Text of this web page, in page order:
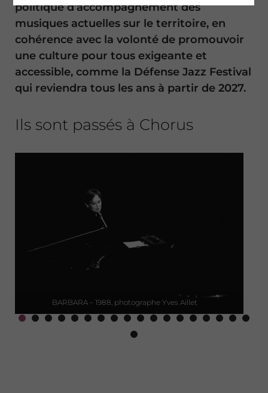
politique d’accompagnement des
musiques actuelles sur le territoire, en
cohérence avec la volonté de promouvoir
une culture pour tous exigeante et
accessible, comme la Défense Jazz Festival
qui reviendra tous les ans à partir de 2027.
Ils sont passés à Chorus
JACQUES HIGELIN – 1989, ©Yves Aillet